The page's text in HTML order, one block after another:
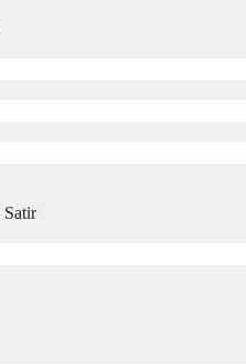
Satir